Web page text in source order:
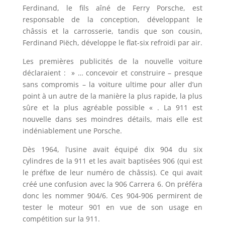
Ferdinand, le fils aîné de Ferry Porsche, est
responsable de la conception, développant le
châssis et la carrosserie, tandis que son cousin,
Ferdinand Piëch, développe le flat-six refroidi par air.
Les premières publicités de la nouvelle voiture
déclaraient : » … concevoir et construire – presque
sans compromis – la voiture ultime pour aller d’un
point à un autre de la manière la plus rapide, la plus
sûre et la plus agréable possible « . La 911 est
nouvelle dans ses moindres détails, mais elle est
indéniablement une Porsche.
Dès 1964, l’usine avait équipé dix 904 du six
cylindres de la 911 et les avait baptisées 906 (qui est
le préfixe de leur numéro de châssis). Ce qui avait
créé une confusion avec la 906 Carrera 6. On préféra
donc les nommer 904/6. Ces 904-906 permirent de
tester le moteur 901 en vue de son usage en
compétition sur la 911.